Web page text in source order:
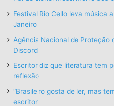
Festival Rio Cello leva música
Janeiro
Agência Nacional de Proteção
Discord
Escritor diz que literatura tem
reflexão
“Brasileiro gosta de ler, mas
escritor